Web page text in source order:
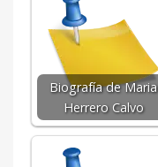
Biografía de Maria
Herrero Calvo